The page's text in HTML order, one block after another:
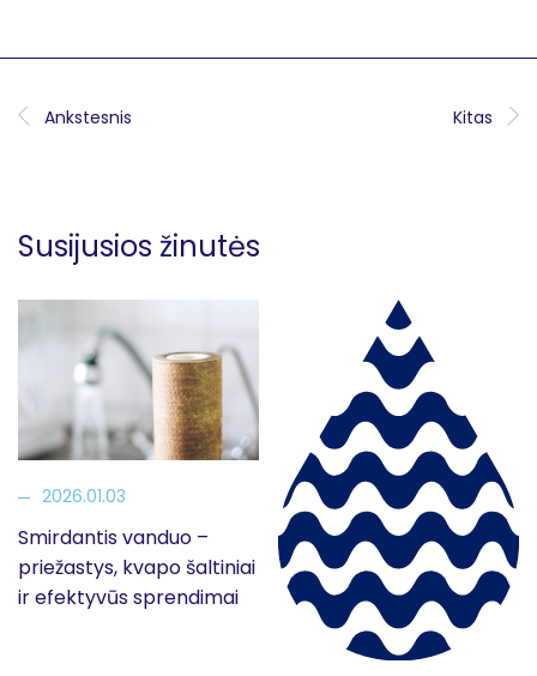
Ankstesnis Kitas
Susijusios žinutės
2026.01.03
Smirdantis vanduo –
priežastys, kvapo šaltiniai
ir efektyvūs sprendimai